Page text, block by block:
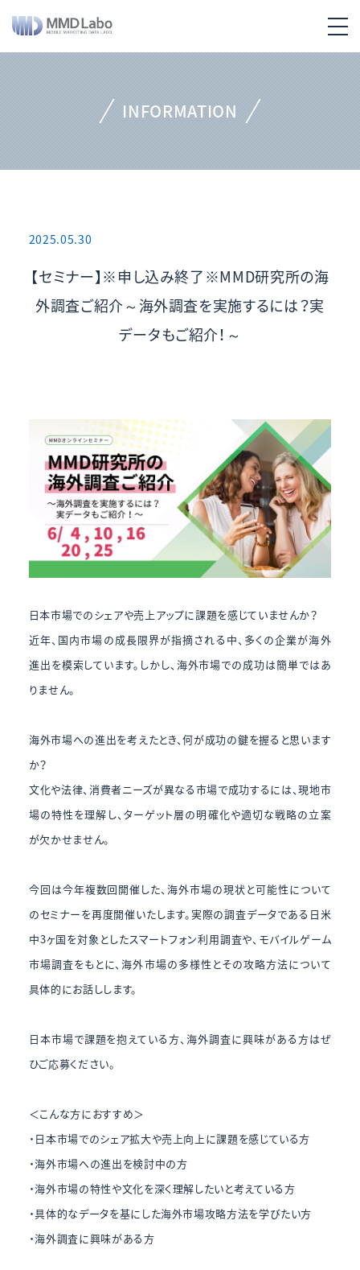
INFORMATION
2025.05.30
【セミナー】※申し込み終了※MMD研究所の海
外調査ご紹介～海外調査を実施するには？実
データもご紹介！～
日本市場でのシェアや売上アップに課題を感じていませんか？
近年、国内市場の成長限界が指摘される中、多くの企業が海外
進出を模索しています。しかし、海外市場での成功は簡単ではあ
りません。
海外市場への進出を考えたとき、何が成功の鍵を握ると思います
か？
文化や法律、消費者ニーズが異なる市場で成功するには、現地市
場の特性を理解し、ターゲット層の明確化や適切な戦略の立案
が欠かせません。
今回は今年複数回開催した、海外市場の現状と可能性について
のセミナーを再度開催いたします。実際の調査データである日米
中3ヶ国を対象としたスマートフォン利用調査や、モバイルゲーム
市場調査をもとに、海外市場の多様性とその攻略方法について
具体的にお話しします。
日本市場で課題を抱えている方、海外調査に興味がある方はぜ
ひご応募ください。
＜こんな方におすすめ＞
・日本市場でのシェア拡大や売上向上に課題を感じている方
・海外市場への進出を検討中の方
・海外市場の特性や文化を深く理解したいと考えている方
・具体的なデータを基にした海外市場攻略方法を学びたい方
・海外調査に興味がある方